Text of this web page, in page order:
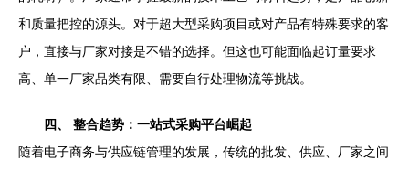
和质量把控的源头。对于超大型采购项目或对产品有特殊要求的客
户，直接与厂家对接是不错的选择。但这也可能面临起订量要求
高、单一厂家品类有限、需要自行处理物流等挑战。
四、 整合趋势：一站式采购平台崛起
随着电子商务与供应链管理的发展，传统的批发、供应、厂家之间